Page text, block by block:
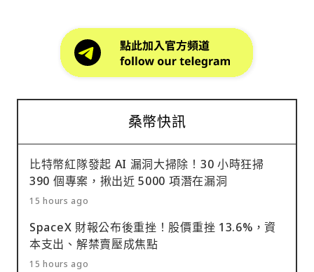
桑幣快訊
比特幣紅隊發起 AI 漏洞大掃除！30 小時狂掃
390 個專案，揪出近 5000 項潛在漏洞
15 hours ago
SpaceX 財報公布後重挫！股價重挫 13.6%，資
本支出、解禁賣壓成焦點
15 hours ago